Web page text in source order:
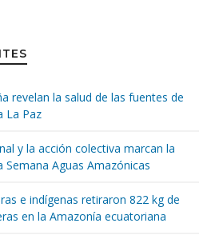
revelan la salud de las fuentes de
La Paz
y la acción colectiva marcan la
Semana Aguas Amazónicas
e indígenas retiraron 822 kg de
en la Amazonía ecuatoriana